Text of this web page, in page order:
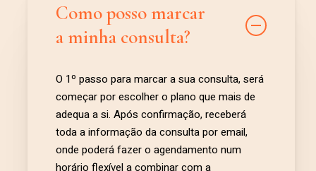
Como posso marcar
a minha consulta?
O 1º passo para marcar a sua consulta, será
começar por escolher o plano que mais de
adequa a si. Após confirmação, receberá
toda a informação da consulta por email,
onde poderá fazer o agendamento num
horário flexível a combinar com a